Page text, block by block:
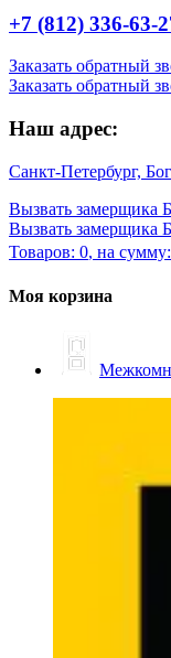
+7 (812) 336-63-
Заказать обратный
Заказать обратный
Наш адрес:
Санкт-Петербург,
Вызвать
Вызвать
Товаров: 0, на сумму:
Моя корзина